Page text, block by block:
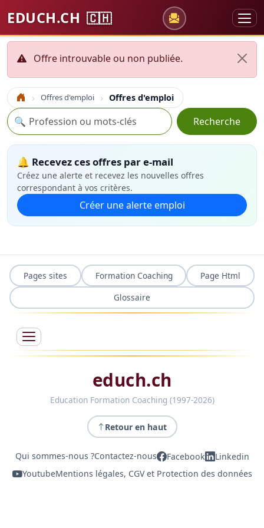
EDUCH.CH 🇨🇭
Offre introuvable ou non publiée.
Accueil Offres d'emploi Offres d'emploi
Recherche
🔍 Recherche
🔔 Recevez ces offres par e-mail
Créez une alerte et recevez les nouvelles offres
correspondant à vos critères.
Créer une alerte emploi
Pages sites Formation Coaching
Page Html
Glossaire
educh.ch
Education Formation Coaching (1997-2026)
Retour en haut
Qui sommes-nous ?Contactez-nous Facebook
Linkedin
YoutubeMentions légales, CGV et Protection des données